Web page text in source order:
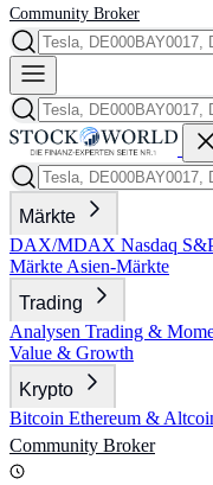
Community Broker
Märkte
DAX/MDAX Nasdaq
Märkte Asien-Märkte
Trading
Analysen Trading &
Value & Growth
Krypto
Bitcoin Ethereum &
Community Broker